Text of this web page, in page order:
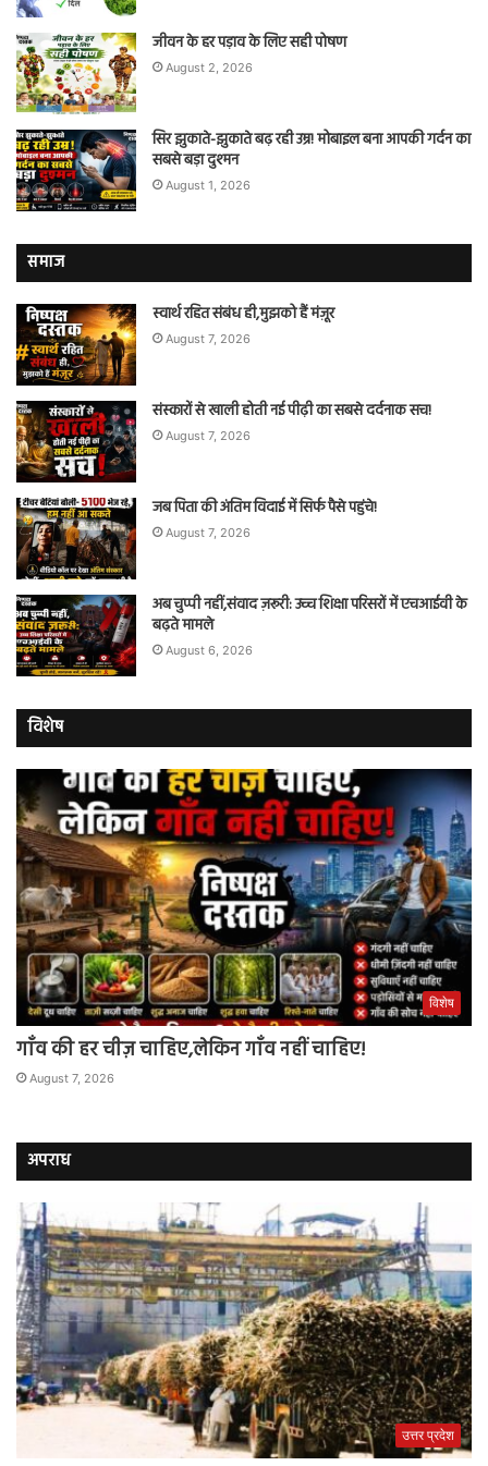
जीवन के हर पड़ाव के लिए सही पोषण
August 2, 2026
सिर झुकाते-झुकाते बढ़ रही उम्र! मोबाइल बना आपकी गर्दन का
सबसे बड़ा दुश्मन
August 1, 2026
समाज
स्वार्थ रहित संबंध ही,मुझको हैं मंज़ूर
August 7, 2026
संस्कारों से खाली होती नई पीढ़ी का सबसे दर्दनाक सच!
August 7, 2026
जब पिता की अंतिम विदाई में सिर्फ पैसे पहुंचे!
August 7, 2026
अब चुप्पी नहीं,संवाद ज़रूरी: उच्च शिक्षा परिसरों में एचआईवी के
बढ़ते मामले
August 6, 2026
विशेष
विशेष
गाँव की हर चीज़ चाहिए,लेकिन गाँव नहीं चाहिए!
August 7, 2026
अपराध
उत्तर प्रदेश